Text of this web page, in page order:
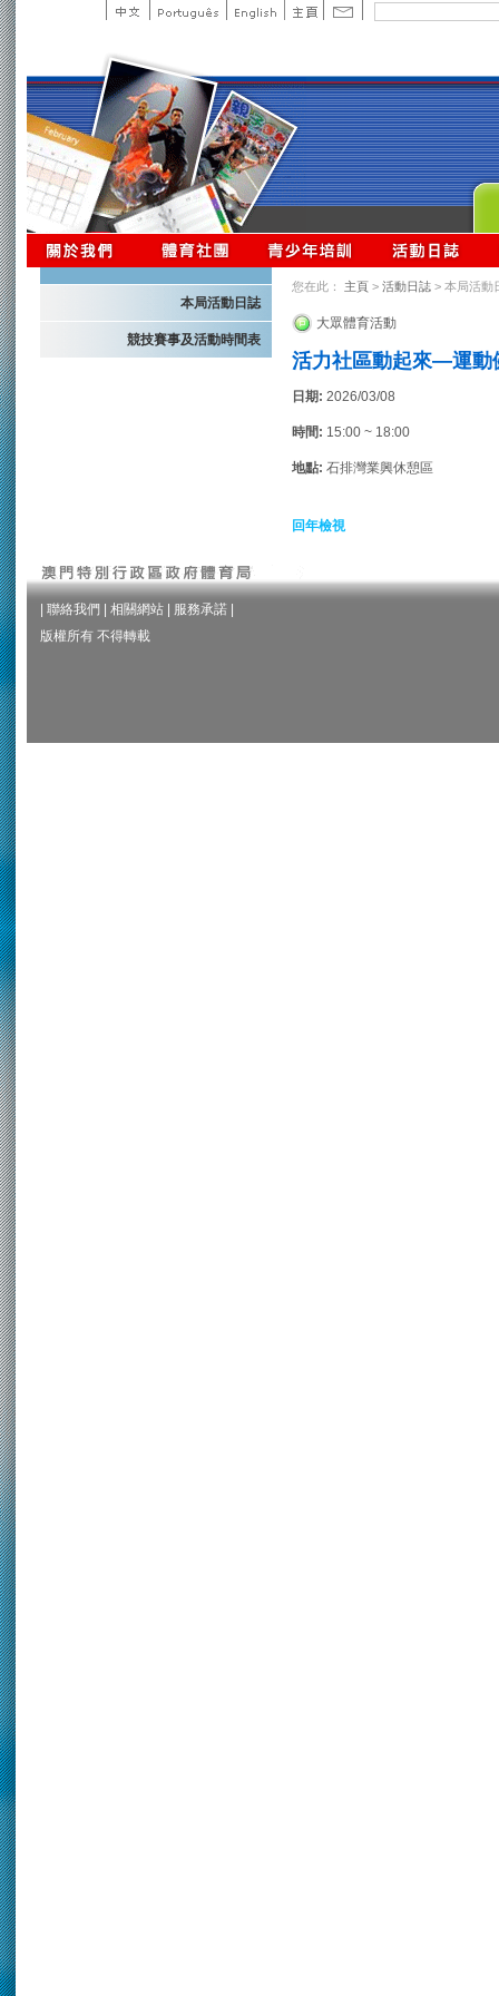
本局活動日誌
競技賽事及活動時間表
您在此： 主頁 > 活動日誌 > 本局活動
大眾體育活動
活力社區動起來—運動
日期: 2026/03/08
時間: 15:00 ~ 18:00
地點: 石排灣業興休憩區
回年檢視
聯絡我們 相關網站 服務承諾
版權所有 不得轉載